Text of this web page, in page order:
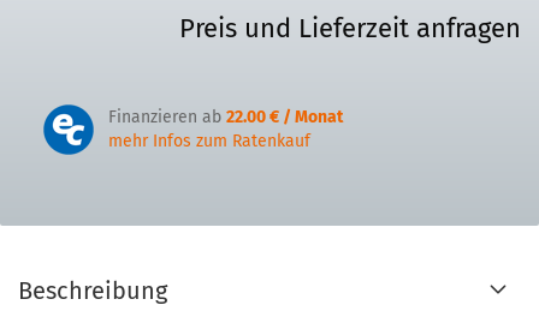
Preis und Lieferzeit anfragen
Finanzieren ab 22.00 € / Monat
mehr Infos zum Ratenkauf
Beschreibung